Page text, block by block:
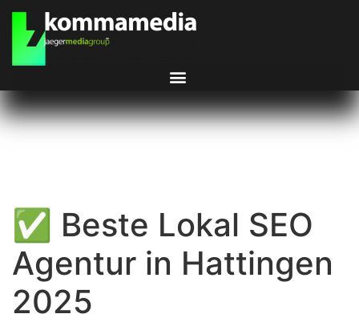
✅ Beste Lokal SEO
Agentur in Hattingen
2025